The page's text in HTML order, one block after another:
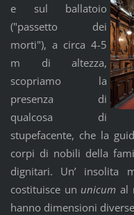
e sul ballatoio
("passetto dei
morti"), a circa 4-5
m di altezza,
scopriamo la
presenza di
qualcosa di
stupefacente, che la
corpi di nobili della
dignitari. Un’ insolita
costituisce un unicum al
hanno dimensioni